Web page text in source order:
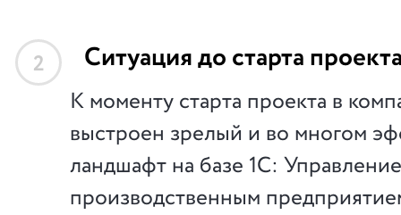
2 Ситуация до старта
К моменту старта проекта в
выстроен зрелый и во многом
ландшафт на базе 1С: Управление
производственным